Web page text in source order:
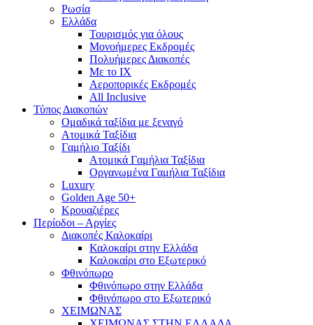
Ρωσία
Ελλάδα
Τουρισμός για όλους
Mονοήμερες Εκδρομές
Πολυήμερες Διακοπές
Με το ΙΧ
Αεροπορικές Εκδρομές
All Inclusive
Τύπος Διακοπών
Ομαδικά ταξίδια με ξεναγό
Ατομικά Ταξίδια
Γαμήλιο Ταξίδι
Ατομικά Γαμήλια Ταξίδια
Οργανωμένα Γαμήλια Ταξίδια
Luxury
Golden Age 50+
Κρουαζιέρες
Περίοδοι – Αργίες
Διακοπές Καλοκαίρι
Καλοκαίρι στην Ελλάδα
Καλοκαίρι στο Εξωτερικό
Φθινόπωρο
Φθινόπωρο στην Ελλάδα
Φθινόπωρο στο Εξωτερικό
ΧΕΙΜΩΝΑΣ